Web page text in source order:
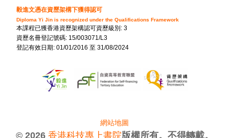
毅進文憑在資歷架構下獲得認可
Diploma Yi Jin is recognized under the Qualifications Framework
本課程已獲香港資歷架構認可資歷級別: 3
資歷名冊登記號碼: 15/003071/L3
登記有效日期: 01/01/2016 至 31/08/2024
網站地圖
© 2026 香港科技專上書院版權所有。不得轉載。